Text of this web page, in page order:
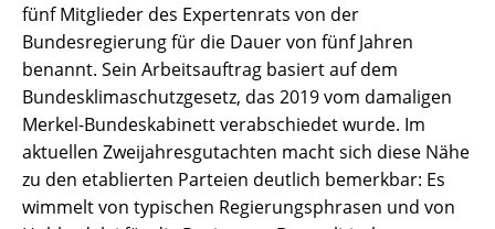
fünf Mitglieder des Expertenrats von der
Bundesregierung für die Dauer von fünf Jahren
benannt. Sein Arbeitsauftrag basiert auf dem
Bundesklimaschutzgesetz, das 2019 vom damaligen
Merkel-Bundeskabinett verabschiedet wurde. Im
aktuellen Zweijahresgutachten macht sich diese Nähe
zu den etablierten Parteien deutlich bemerkbar: Es
wimmelt von typischen Regierungsphrasen und von